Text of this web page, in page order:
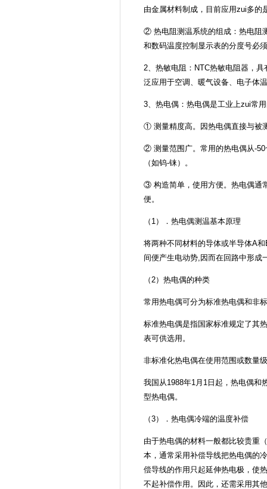
由金属材料制成，目前应用zui多的
② 热电阻测温系统的组成：热电阻
和数码温度控制显示表的分度号必
2、热敏电阻：NTC热敏电阻器，
泛应用于空调、暖气设备、电子体
3、热电偶：热电偶是工业上zui常
① 测量精度高。因热电偶直接与被
② 测量范围广。常用的热电偶从-
（如钨-铼）。
③ 构造简单，使用方便。热电偶通
便。
（1）．热电偶测温基本原理
将两种不同材料的导体或半导体A
间便产生电动势,因而在回路中形成
（2）热电偶的种类
常用热电偶可分为标准热电偶和非
标准热电偶是指国家标准规定了其
表可供选用。
非标准化热电偶在使用范围或数量
我国从1988年1月1日起，热电偶和
型热电偶。
（3）．热电偶冷端的温度补偿
由于热电偶的材料一般都比较贵重
本，通常采用补偿导线把热电偶的
偿导线的作用只起延伸热电极，使
不起补偿作用。因此，还需采用其